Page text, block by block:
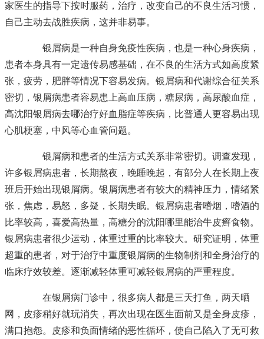
家医生的指导下按时服药，治疗，改变自己的不良生活习惯，
自己主动去战胜疾病，这并非易事。
银屑病是一种自身免疫性疾病，也是一种心身疾病，
患者本身具有一定遗传易感基础，在不良的生活方式如高度紧
张，疲劳，肥胖等情况下容易发病。银屑病和代谢综合征关系
密切，银屑病患者容易患上高血压病，糖尿病，高尿酸血症，
高沈阳银屑病去哪治疗好血脂症等疾病，比普通人更容易出现
心肌梗塞，中风等心血管问题。
银屑病和患者的生活方式关系非常密切。调查发现，
许多银屑病患者，长期熬夜，晚睡晚起，有部分人在长期上夜
班后开始出现银屑病。银屑病患者有较大的精神压力，情绪紧
张，焦虑，易怒，多疑，长期失眠。银屑病患者嗜烟，嗜酒的
比率较高，喜爱高热量，高糖分的沈阳哪里能治牛皮癣食物。
银屑病患者很少运动，体重过重的比率较大。研究证明，体重
超重的患者，对于治疗中重度银屑病的生物制剂和全身治疗的
临床疗效较差。逐渐减轻体重可减轻银屑病的严重程度。
在银屑病门诊中，很多病人都是三天打鱼，两天晒
网，皮疹稍好就玩消失，再次出现在医生面前又是全身皮疹，
满口抱怨。皮疹和负面情绪的恶性循环，使自己陷入了无可救